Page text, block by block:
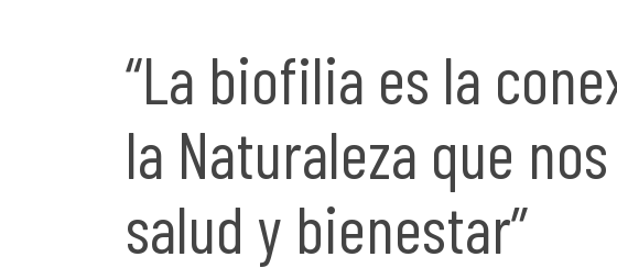
“La biofilia es la
la Naturaleza que
salud y bienestar”